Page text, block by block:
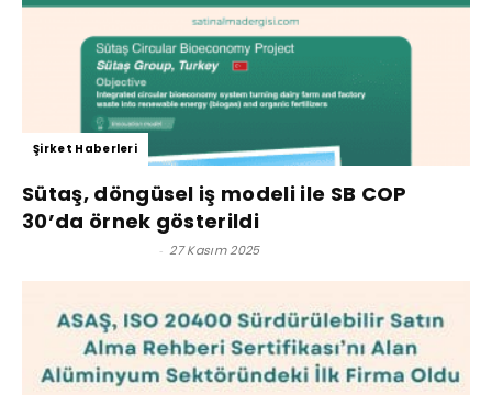
Şirket Haberleri
Sütaş, döngüsel iş modeli ile SB COP
30’da örnek gösterildi
- 27 Kasım 2025